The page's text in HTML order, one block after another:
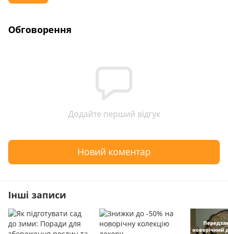
Обговорення
Додайте перший відгук
Новий коментар
Інші записи